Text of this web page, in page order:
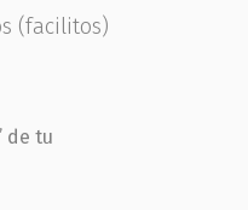
(facilitos)
de tu